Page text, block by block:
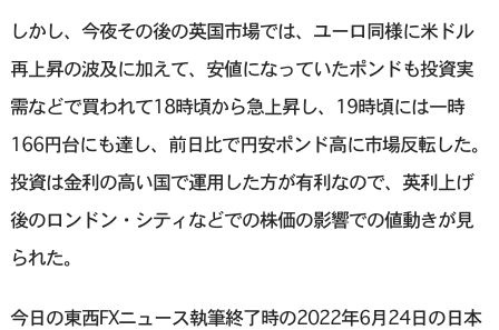
しかし、今夜その後の英国市場では、ユーロ同様に米ドル
再上昇の波及に加えて、安値になっていたポンドも投資実
需などで買われて18時頃から急上昇し、19時頃には一時
166円台にも達し、前日比で円安ポンド高に市場反転した。
投資は金利の高い国で運用した方が有利なので、英利上げ
後のロンドン・シティなどでの株価の影響での値動きが見
られた。
今日の東西FXニュース執筆終了時の2022年6月24日の日本